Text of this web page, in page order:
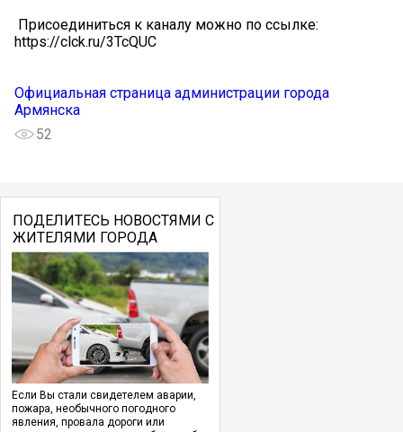
️ Присоединиться к каналу можно по ссылке:
https://clck.ru/3TcQUC
Официальная страница администрации города
Армянска
52
ПОДЕЛИТЕСЬ НОВОСТЯМИ С
ЖИТЕЛЯМИ ГОРОДА
Если Вы стали свидетелем аварии,
пожара, необычного погодного
явления, провала дороги или